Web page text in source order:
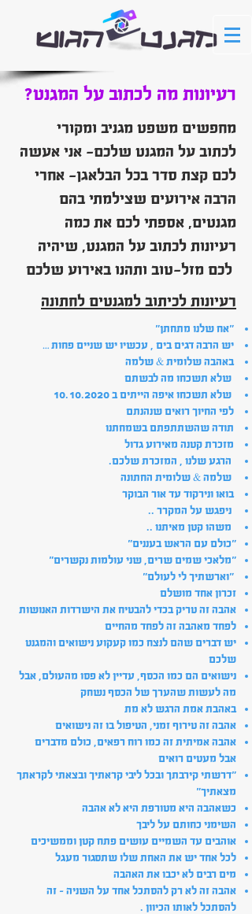
?רעיונות מה לכתוב על המגנט
לכתוב על המגנט שלכם- אני אעשה
לכם קצת סדר בכל הבלאגן- אחרי
הרבה אירועים שצילמתי בהם
מגנטים, אספתי לכם את כמה
רעיונות לכתוב על המגנט, שיהיה
רעיונות לכיתוב למגנטים לחתונה
"אח שלנו מתחתן"
יש הרבה דגים בים , עכשיו יש שניים פחות …
באהבה שלומית & שלמה
שלא תשכחו מה לבשתם
שלא תשכחו איפה הייתים ב 10.10.2020
לפי החיוך רואים שנהנתם
תודה שהשתתפתם בשמחתנו
מזכרת קטנה מאירוע גדול
הרגע שלנו , המזכרת שלכם.
שלמה & שלומית החתונה
בואו ונירקוד עד אור הבוקר
ניפגש על המקרר ..
משהו קטן מאיתנו ..
"כולם עם הראש בעננים"
"מלאכי שמים שרים, שני עולמות נקשרים"
"וארשתיך לי לעולם"
זכרון אחד מושלם
אהבה זה טריק בכדי להבטיח את הישרדות האנושות
לפחד מאהבה זה לפחד מהחיים
יש דברים שהם לנצח כמו קעקוע נישואים והמגנט
שלכם
נישואים הם כמו הכסף, עדיין לא פסו מהעולם, אבל
מה לעשות שהערך של הכסף נשחק
באהבת אמת הרגש לא מת
אהבה זה טירוף זמני, הטיפול בו זה נישואים
אהבה אמיתית זה כמו רוח רפאים, כולם מדברים
אבל מעטים רואים
"דרשתי קירבתך ובכל ליבי קראתיך ובצאתי לקראתך
מצאתיך"
כשאהבה היא מטורפת היא לא אהבה
השימני כחותם על ליבך
אוהבים עד השמיים עושים פתח קטן וממשיכים
לכל אחד יש את האחת שלו שתסגור מעגל
מים רבים לא יכבו את האהבה
אהבה זה לא רק להסתכל אחד על השניה – זה
להסתכל לאותו הכיוון .